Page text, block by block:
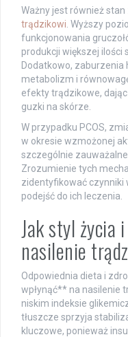
Ważny jest również
trądzikowi . Wyższy
funkcjonowania
produkcji większej ilości
Dodatkowo, zaburzenia
metabolizm i
efekty trądzikowe,
guzki na skórze.
W przypadku PCOS,
w okresie wzmożonej
szczególnie
Zrozumienie tych
zidentyfikować czynniki
podejść do ich leczenia.
Jak styl życia
nasilenie
Odpowiednia dieta i
wpłynąć** na nasilenie
niskim indeksie
tłuszcze sprzyja
kluczowe, ponieważ